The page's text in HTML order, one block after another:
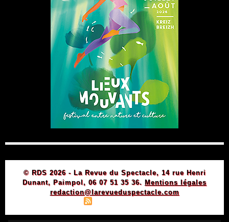
© RDS 2026 - La Revue du Spectacle, 14 rue Henri
Dunant, Paimpol, 06 07 51 35 36. Mentions légales
redaction@larevueduspectacle.com